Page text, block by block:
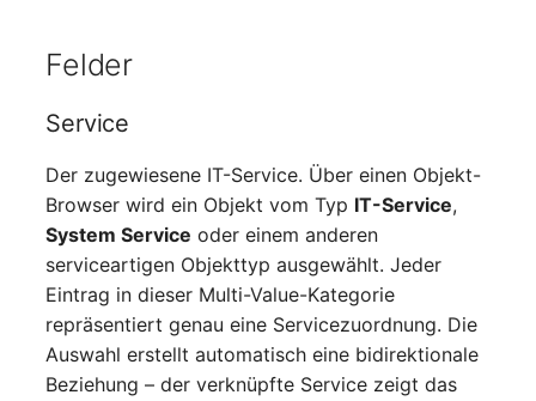
Service
Speichersystem
Stacking
Stadt
Steckdosenleiste
Felder
Service
Der zugewiesene IT-Service. Über einen Objekt-
Browser wird ein Objekt vom Typ IT-Service,
System Service oder einem anderen
serviceartigen Objekttyp ausgewählt. Jeder
Eintrag in dieser Multi-Value-Kategorie
repräsentiert genau eine Servicezuordnung. Die
Auswahl erstellt automatisch eine bidirektionale
Beziehung – der verknüpfte Service zeigt das